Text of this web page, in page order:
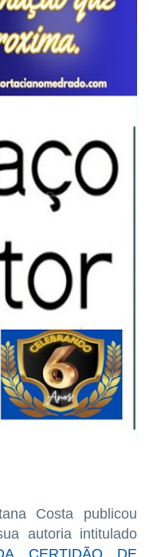
Costa publicou
autoria intitulado
CERTIDÃO DE